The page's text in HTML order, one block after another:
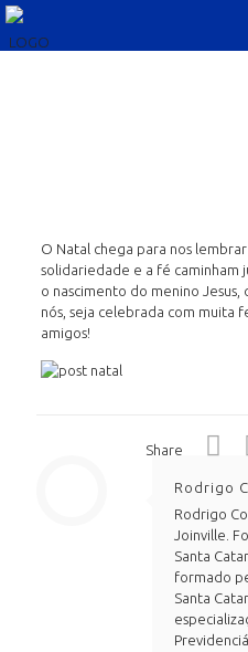
O Natal chega para nos
solidariedade e a fé caminham
o nascimento do menino
nós, seja celebrada com muita
amigos!
Share
Rodrigo
Rodrigo
Joinville.
Santa
formado
Santa